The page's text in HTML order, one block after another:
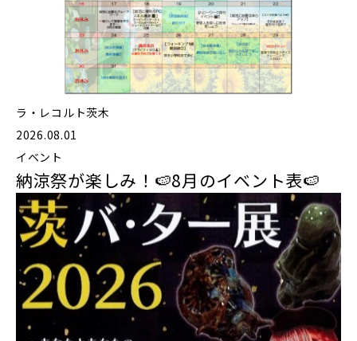
ラ・レコルト茨木
2026.08.01
イベント
納涼祭が楽しみ！🍉8月のイベント表🍉